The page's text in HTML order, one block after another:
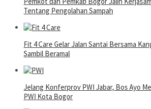
Tentang Pengolahan Sampah
Fit 4 Care Gelar Jalan Santai Bersama
Sambil Beramal
Jelang Konferprov PWI Jabar, Bos Ayo
PWI Kota Bogor